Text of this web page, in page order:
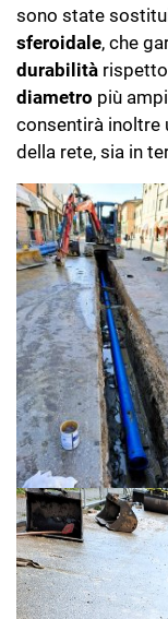
sono state
sferoidale, che
durabilità
diametro più
consentirà inoltre
della rete, sia in